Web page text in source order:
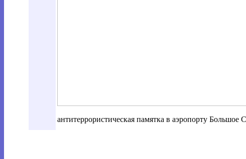
антитеррористическая памятка в аэропорту